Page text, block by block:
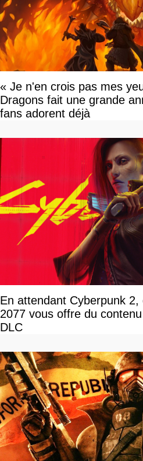
« Je n'en crois pas mes
Dragons fait une grande
fans adorent déjà
En attendant Cyberpunk
2077 vous offre du
DLC